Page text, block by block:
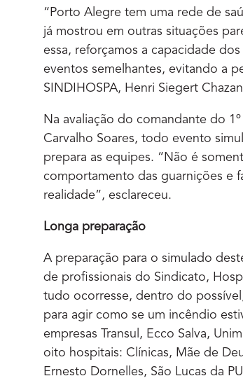
“Porto Alegre tem uma rede de
já mostrou em outras situações
essa, reforçamos a capacidade
eventos semelhantes, evitando a
SINDIHOSPA, Henri Siegert
Na avaliação do comandante do
Carvalho Soares, todo evento
prepara as equipes. “Não é
comportamento das guarnições e
realidade”, esclareceu.
Longa preparação
A preparação para o simulado
de profissionais do Sindicato,
tudo ocorresse, dentro do
para agir como se um incêndio
empresas Transul, Ecco Salva,
oito hospitais: Clínicas, Mãe de
Ernesto Dornelles, São Lucas da